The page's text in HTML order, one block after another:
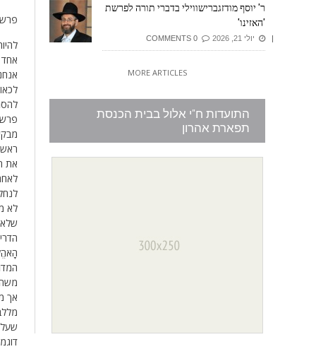
אחד
את
לא
משה
אך
ר' יוסף מודזגברישווילי בדברי תורה לפרשת
'האזינו'
יולי 21, 2026
MORE ARTICLES
התועדות ח"י אלול בבית הכנסת
תפארת אהרון